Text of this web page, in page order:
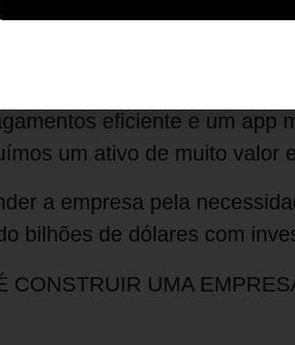
acho que, mesmo com
com o sucesso da
de passageiros. Essas
eficiente e um app
um ativo de muito valor
a empresa pela
bilhões de dólares com
CONSTRUIR UMA